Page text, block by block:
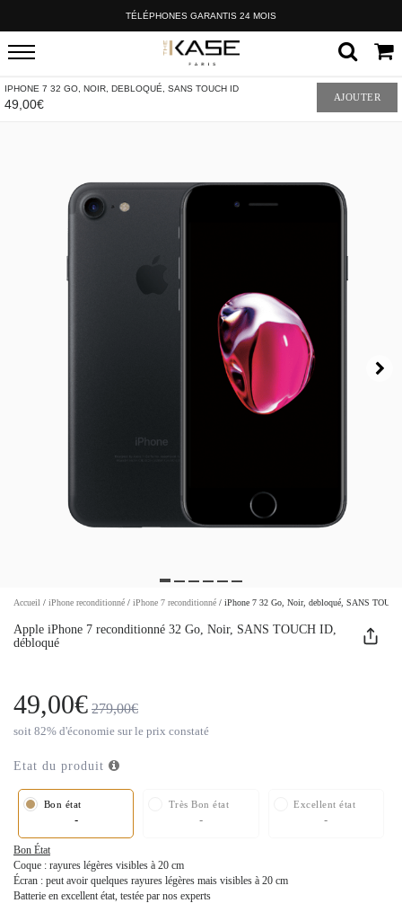
TÉLÉPHONES GARANTIS 24 MOIS
IPHONE 7 32 GO, NOIR, DEBLOQUÉ, SANS TOUCH ID
49,00€ AJOUTER
Accueil / iPhone reconditionné / iPhone 7 reconditionné / iPhone 7 32 Go, Noir, debloqué, SANS
Apple iPhone 7 reconditionné 32 Go, Noir, SANS TOUCH ID,
débloqué
49,00€ 279,00€
soit 82% d'économie sur le prix constaté
Etat du produit
Bon état
-
Très Bon état
-
Excellent état
-
Bon État
Coque : rayures légères visibles à 20 cm
Écran : peut avoir quelques rayures légères mais visibles à 20 cm
Batterie en excellent état, testée par nos experts